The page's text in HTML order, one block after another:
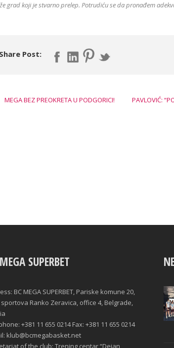
grad koji je stvarno prelep. Potrudiću se da pronađem
Share Post:
MEGA BEZ PREOKRETA U PODGORICI! PAVLOVIĆ:
SUPERBET
BC MEGA SUPERBET, Pariske komune 20,
sportova Ranko Zeravica, office 4, Belgrade,
+381 11 655 0214 Fax: +381 11 655 0214
klub@bcmegabasket.net
of the club: Trening centar “Dejan